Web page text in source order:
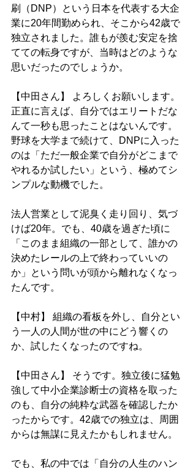
刷（DNP）という日本を代表する大企
業に20年間勤められ、そこから42歳で
独立されました。誰もが羨む安定を捨
てての転身ですが、当時はどのような
思いだったのでしょうか。
【中田さん】 よろしくお願いします。
正直に言えば、自分ではエリートだな
んて一秒も思ったことはないんです。
野球を大学まで続けて、DNPに入った
のは「ただ一般企業で自分がどこまで
やれるか試したい」という、極めてシ
ンプルな動機でした。
法人営業として泥臭く走り回り、気づ
けば20年。でも、40歳を過ぎた頃に
「このまま組織の一部として、誰かの
決めたレールの上で終わっていいの
か」という問いが頭から離れなくなっ
たんです。
【中村】 組織の看板を外し、自分とい
う一人の人間が世の中にどう響くの
か、試したくなったのですね。
【中田さん】 そうです。独立後に猛勉
強して中小企業診断士の資格を取った
のも、自分の純粋な武器を確認したか
ったからです。42歳での独立は、周囲
からは無謀に見えたかもしれません。
でも、私の中では「自分の人生のハン